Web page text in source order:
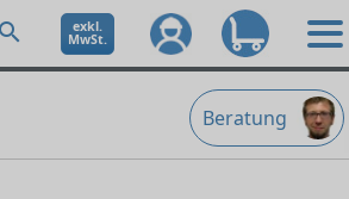
exkl.
MwSt.
Beratung